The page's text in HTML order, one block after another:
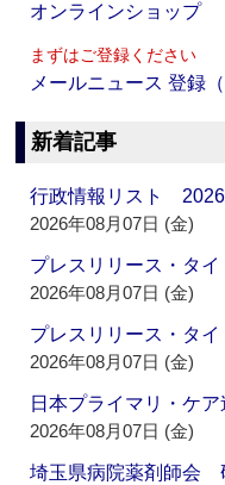
オンラインショップ
まずはご登録ください
メールニュース 登録（
新着記事
行政情報リスト
2026年08月07日 (金)
プレスリリース・タ
2026年08月07日 (金)
プレスリリース・タ
2026年08月07日 (金)
日本プライマリ・ケ
2026年08月07日 (金)
埼玉県病院薬剤師会